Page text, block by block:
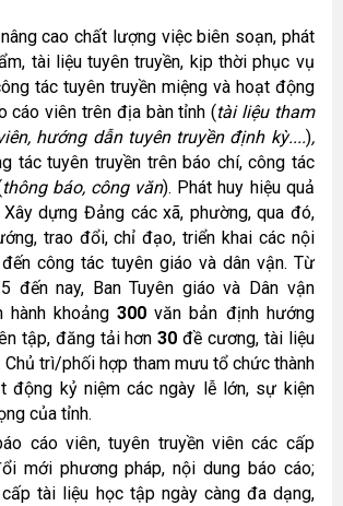
cao chất lượng việc biên soạn, phát
tài liệu tuyên truyền, kịp thời phục vụ
tác tuyên truyền miệng và hoạt động
cáo viên trên địa bàn tỉnh (tài liệu tham
hướng dẫn tuyên truyền định kỳ....),
tác tuyên truyền trên báo chí, công tác
thông báo, công văn). Phát huy hiệu quả
dựng Đảng các xã, phường, qua đó,
trao đổi, chỉ đạo, triển khai các nội
công tác tuyên giáo và dân vận. Từ
đến nay, Ban Tuyên giáo và Dân vận
hành khoảng300 văn bản định hướng
tập, đăng tải hơn30 đề cương, tài liệu
Chủ trì/phối hợp tham mưu tổ chức thành
động kỷ niệm các ngày lễ lớn, sự kiện
của tỉnh.
cáo viên, tuyên truyền viên các cấp
mới phương pháp, nội dung báo cáo;
tài liệu học tập ngày càng đa dạng,